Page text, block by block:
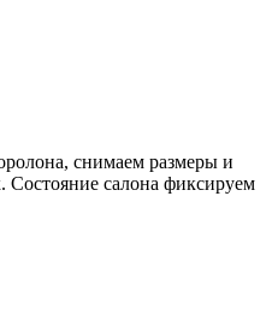
снимаем размеры и
Состояние салона фиксируем